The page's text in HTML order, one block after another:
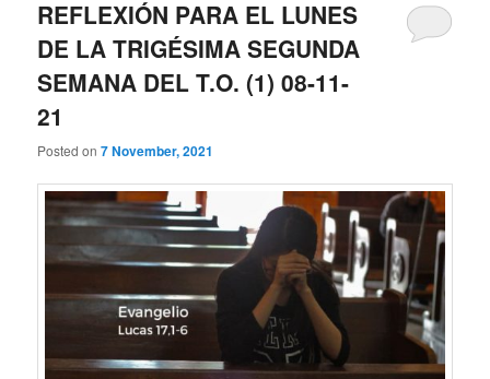
REFLEXIÓN PARA EL LUNES
DE LA TRIGÉSIMA SEGUNDA
SEMANA DEL T.O. (1) 08-11-
21
Posted on7 November, 2021